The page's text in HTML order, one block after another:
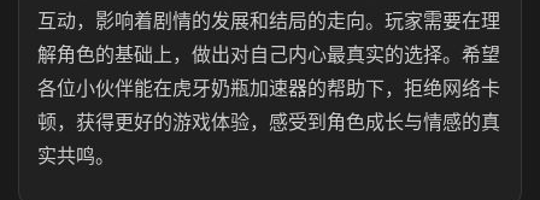
互动，影响着剧情的发展和结局的走向。玩家需要在理
解角色的基础上，做出对自己内心最真实的选择。希望
各位小伙伴能在虎牙奶瓶加速器的帮助下，拒绝网络卡
顿，获得更好的游戏体验，感受到角色成长与情感的真
实共鸣。